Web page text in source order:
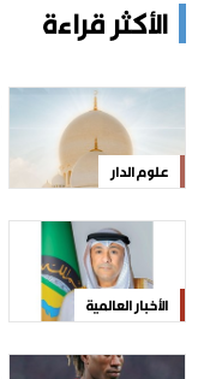
الأكثر قراءة
علوم الدار
الأخبار العالمية